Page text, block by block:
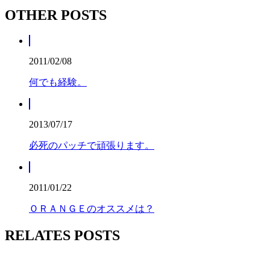
OTHER POSTS
2011/02/08
何でも経験。
2013/07/17
必死のパッチで頑張ります。
2011/01/22
ＯＲＡＮＧＥのオススメは？
RELATES POSTS